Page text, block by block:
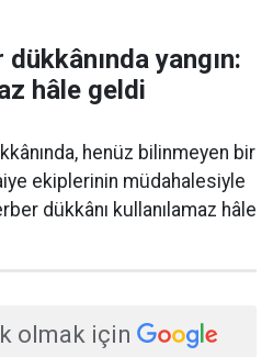
yangın:
hâle geldi
henüz bilinmeyen bir
ekiplerinin müdahalesiyle
dükkânı kullanılamaz hâle
olmak için